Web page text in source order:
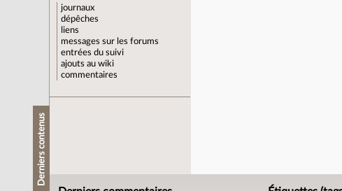
journaux
dépêches
liens
messages sur les forums
entrées du suivi
ajouts au wiki
commentaires
Derniers contenus